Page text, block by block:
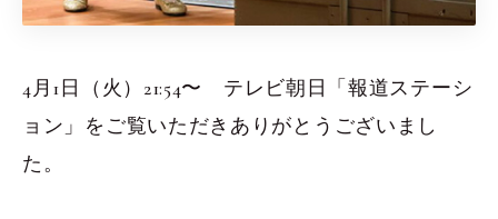
4月1日（火）21:54〜 テレビ朝日「報道ステーシ
ョン」をご覧いただきありがとうございまし
た。